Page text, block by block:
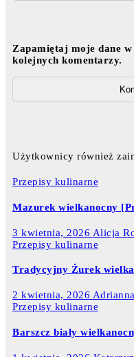
Zapamiętaj moje dane
kolejnych komentarzy.
Użytkownicy również
Przepisy kulinarne
Mazurek wielkanocny
3 kwietnia, 2026 Alicja
Przepisy kulinarne
Tradycyjny Żurek
2 kwietnia, 2026
Przepisy kulinarne
Barszcz biały